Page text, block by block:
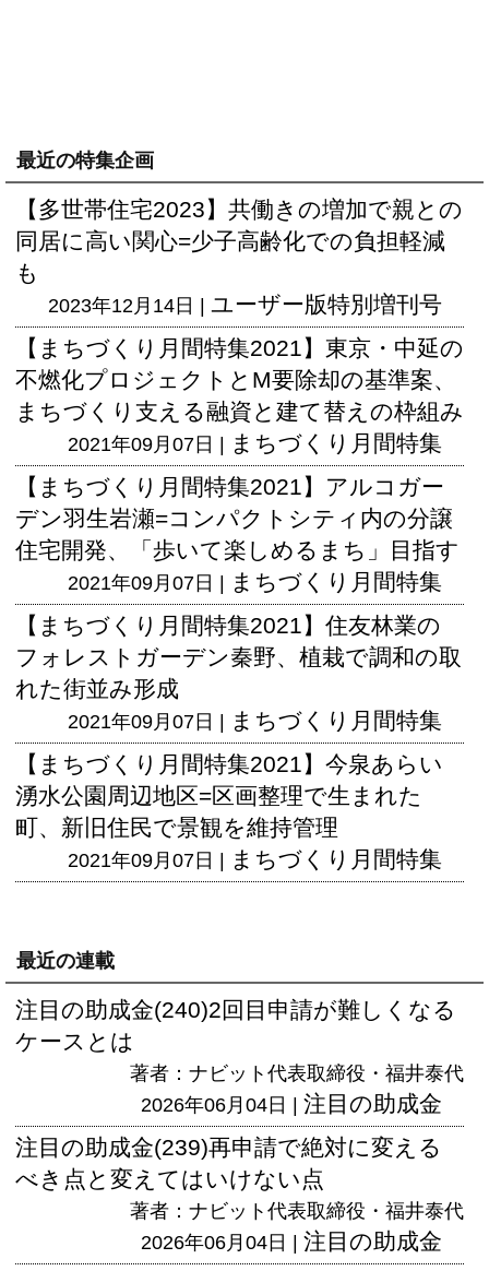
最近の特集企画
【多世帯住宅2023】共働きの増加で親との
同居に高い関心=少子高齢化での負担軽減
も
2023年12月14日 | ユーザー版特別増刊号
【まちづくり月間特集2021】東京・中延の
不燃化プロジェクトとM要除却の基準案、
まちづくり支える融資と建て替えの枠組み
2021年09月07日 |
まちづくり月間特集
【まちづくり月間特集2021】アルコガー
デン羽生岩瀬=コンパクトシティ内の分譲
住宅開発、「歩いて楽しめるまち」目指す
2021年09月07日 |
まちづくり月間特集
【まちづくり月間特集2021】住友林業の
フォレストガーデン秦野、植栽で調和の取
れた街並み形成
2021年09月07日 |
まちづくり月間特集
【まちづくり月間特集2021】今泉あらい
湧水公園周辺地区=区画整理で生まれた
町、新旧住民で景観を維持管理
2021年09月07日 | まちづくり月間特集
最近の連載
注目の助成金(240)2回目申請が難しくなる
ケースとは
著者：ナビット代表取締役・福井泰代
2026年06月04日 | 注目の助成金
注目の助成金(239)再申請で絶対に変える
べき点と変えてはいけない点
著者：ナビット代表取締役・福井泰代
2026年06月04日 | 注目の助成金